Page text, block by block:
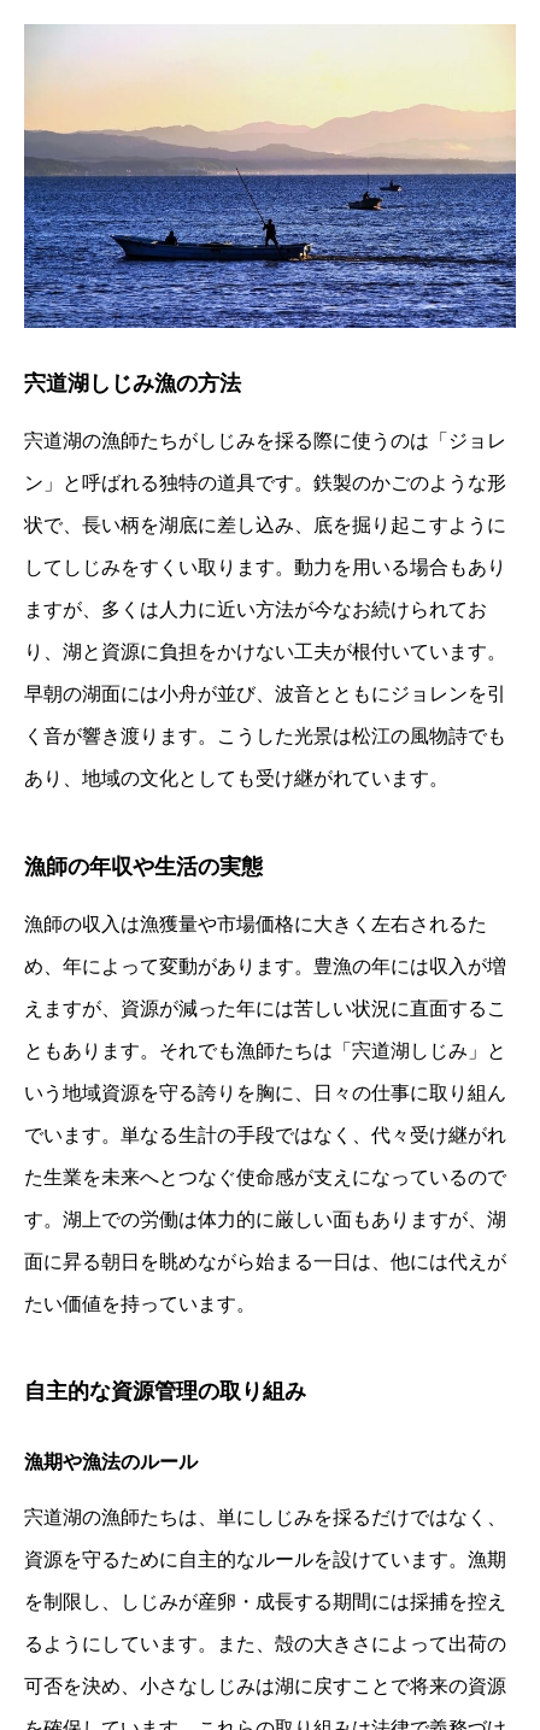
宍道湖しじみ漁の方法
宍道湖の漁師たちがしじみを採る際に使うのは「ジョレ
ン」と呼ばれる独特の道具です。鉄製のかごのような形
状で、長い柄を湖底に差し込み、底を掘り起こすように
してしじみをすくい取ります。動力を用いる場合もあり
ますが、多くは人力に近い方法が今なお続けられてお
り、湖と資源に負担をかけない工夫が根付いています。
早朝の湖面には小舟が並び、波音とともにジョレンを引
く音が響き渡ります。こうした光景は松江の風物詩でも
あり、地域の文化としても受け継がれています。
漁師の年収や生活の実態
漁師の収入は漁獲量や市場価格に大きく左右されるた
め、年によって変動があります。豊漁の年には収入が増
えますが、資源が減った年には苦しい状況に直面するこ
ともあります。それでも漁師たちは「宍道湖しじみ」と
いう地域資源を守る誇りを胸に、日々の仕事に取り組ん
でいます。単なる生計の手段ではなく、代々受け継がれ
た生業を未来へとつなぐ使命感が支えになっているので
す。湖上での労働は体力的に厳しい面もありますが、湖
面に昇る朝日を眺めながら始まる一日は、他には代えが
たい価値を持っています。
自主的な資源管理の取り組み
漁期や漁法のルール
宍道湖の漁師たちは、単にしじみを採るだけではなく、
資源を守るために自主的なルールを設けています。漁期
を制限し、しじみが産卵・成長する期間には採捕を控え
るようにしています。また、殻の大きさによって出荷の
可否を決め、小さなしじみは湖に戻すことで将来の資源